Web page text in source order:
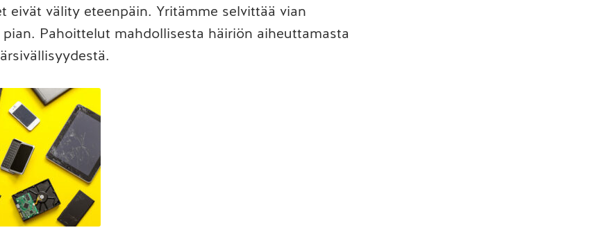
eivät välity eteenpäin. Yritämme selvittää vian
Pahoittelut mahdollisesta häiriön aiheuttamasta